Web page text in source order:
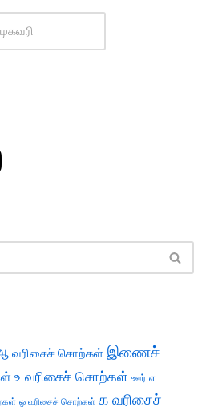
வரிசைச் சொற்கள் இணைச்
உ வரிசைச் சொற்கள் ஊர் எ
ஒ வரிசைச் சொற்கள் க வரிசைச்